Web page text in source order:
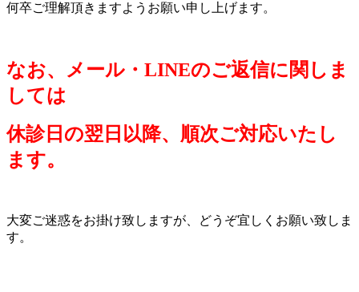
何卒ご理解頂きますようお願い申し上げます。
なお、メール・LINEのご返信に関しま
しては
休診日の翌日以降、順次ご対応いたし
ます。
大変ご迷惑をお掛け致しますが、どうぞ宜しくお願い致しま
す。